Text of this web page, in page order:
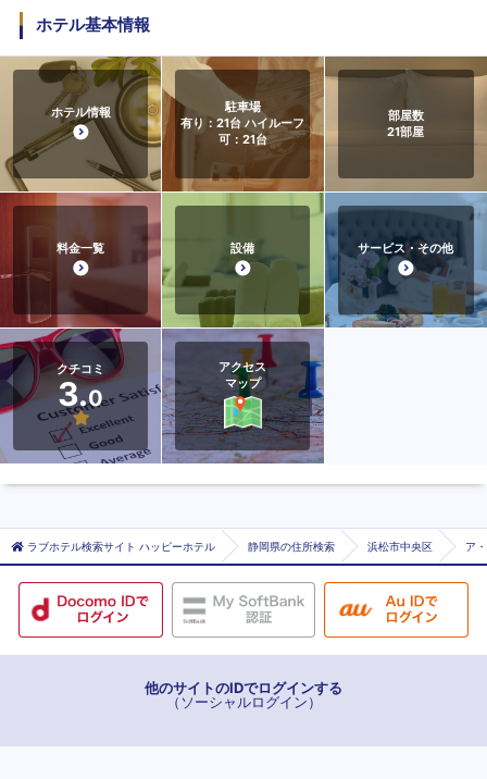
ホテル基本情報
ホテル情報
駐車場
有り：21台 ハイルーフ
可：21台
部屋数
21部屋
料金一覧 設備 サービス・その他
クチコミ
3.0
アクセス
マップ
ラブホテル検索サイト ハッピーホテル 静岡県の住所検索 浜松市中央区 ア
他のサイトのIDでログインする
（ソーシャルログイン）